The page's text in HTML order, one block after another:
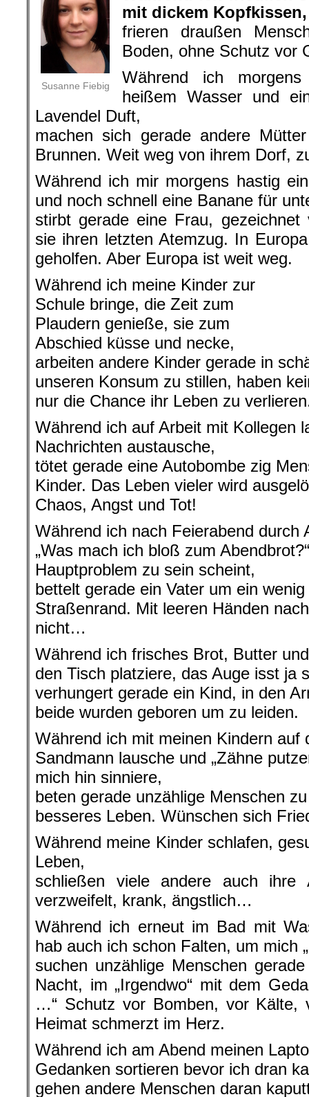
Susanne Fiebig
mit dickem Kopfkissen,
frieren draußen
Boden, ohne Schutz vor
Während ich
heißem Wasser und
Lavendel Duft,
machen sich gerade andere
Brunnen. Weit weg von ihrem Dorf,
Während ich mir morgens hastig
und noch schnell eine Banane für
stirbt gerade eine Frau,
sie ihren letzten Atemzug. In
geholfen. Aber Europa ist weit weg.
Während ich meine Kinder zur
Schule bringe, die Zeit zum
Plaudern genieße, sie zum
Abschied küsse und necke,
arbeiten andere Kinder gerade in
unseren Konsum zu stillen, haben
nur die Chance ihr Leben zu
Während ich auf Arbeit mit Kollegen
Nachrichten austausche,
tötet gerade eine Autobombe zig
Kinder. Das Leben vieler wird
Chaos, Angst und Tot!
Während ich nach Feierabend durch
„Was mach ich bloß zum
Hauptproblem zu sein scheint,
bettelt gerade ein Vater um ein
Straßenrand. Mit leeren Händen
nicht…
Während ich frisches Brot, Butter
den Tisch platziere, das Auge isst ja
verhungert gerade ein Kind, in den
beide wurden geboren um zu leiden.
Während ich mit meinen Kindern
Sandmann lausche und „Zähne
mich hin sinniere,
beten gerade unzählige Menschen
besseres Leben. Wünschen sich
Während meine Kinder schlafen,
Leben,
schließen viele andere auch ihre
verzweifelt, krank, ängstlich…
Während ich erneut im Bad mit
hab auch ich schon Falten, um mich
suchen unzählige Menschen
Nacht, im „Irgendwo“ mit dem
…“ Schutz vor Bomben, vor Kälte,
Heimat schmerzt im Herz.
Während ich am Abend meinen
Gedanken sortieren bevor ich dran
gehen andere Menschen daran